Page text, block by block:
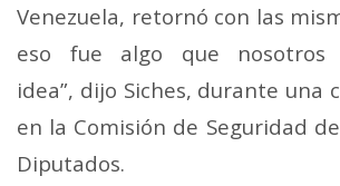
Venezuela, retornó con las
eso fue algo que nosotros
idea”, dijo Siches, durante una
en la Comisión de Seguridad
Diputados.